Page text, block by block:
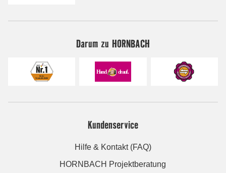
Darum zu HORNBACH
Kundenservice
Hilfe & Kontakt (FAQ)
HORNBACH Projektberatung